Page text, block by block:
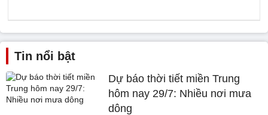
Tin nổi bật
Dự báo thời tiết miền Trung
hôm nay 29/7: Nhiều nơi mưa
dông